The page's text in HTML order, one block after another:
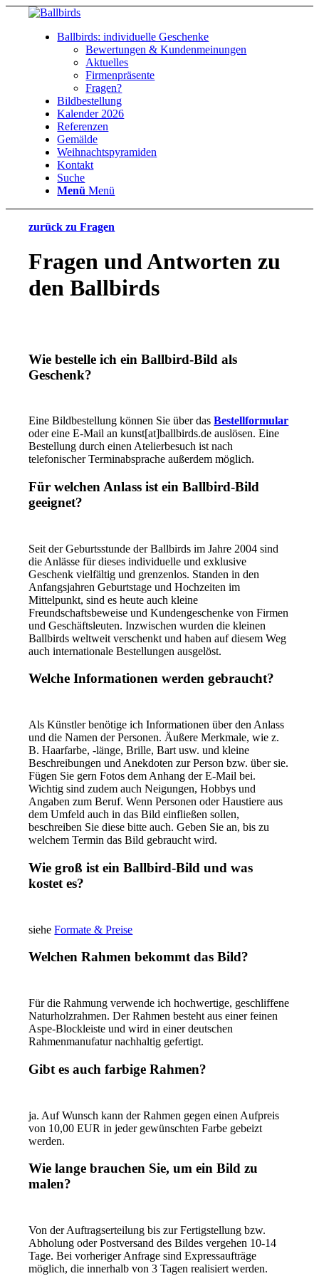
Ballbirds: individuelle Geschenke
Bewertungen & Kundenmeinungen
Aktuelles
Firmenpräsente
Fragen?
Bildbestellung
Kalender 2026
Referenzen
Gemälde
Weihnachtspyramiden
Kontakt
Suche
Menü Menü
zurück zu Fragen
Fragen und Antworten zu
den Ballbirds
Wie bestelle ich ein Ballbird-Bild als
Geschenk?
Eine Bildbestellung können Sie über dasBestellformular
oder eine E-Mail an kunst[at]ballbirds.de auslösen. Eine
Bestellung durch einen Atelierbesuch ist nach
telefonischer Terminabsprache außerdem möglich.
Für welchen Anlass ist ein Ballbird-Bild
geeignet?
Seit der Geburtsstunde der Ballbirds im Jahre 2004 sind
die Anlässe für dieses individuelle und exklusive
Geschenk vielfältig und grenzenlos. Standen in den
Anfangsjahren Geburtstage und Hochzeiten im
Mittelpunkt, sind es heute auch kleine
Freundschaftsbeweise und Kundengeschenke von Firmen
und Geschäftsleuten. Inzwischen wurden die kleinen
Ballbirds weltweit verschenkt und haben auf diesem Weg
auch internationale Bestellungen ausgelöst.
Welche Informationen werden gebraucht?
Als Künstler benötige ich Informationen über den Anlass
und die Namen der Personen. Äußere Merkmale, wie z.
B. Haarfarbe, -länge, Brille, Bart usw. und kleine
Beschreibungen und Anekdoten zur Person bzw. über sie.
Fügen Sie gern Fotos dem Anhang der E-Mail bei.
Wichtig sind zudem auch Neigungen, Hobbys und
Angaben zum Beruf. Wenn Personen oder Haustiere aus
dem Umfeld auch in das Bild einfließen sollen,
beschreiben Sie diese bitte auch. Geben Sie an, bis zu
welchem Termin das Bild gebraucht wird.
Wie groß ist ein Ballbird-Bild und was
kostet es?
sieheFormate & Preise
Welchen Rahmen bekommt das Bild?
Für die Rahmung verwende ich hochwertige, geschliffene
Naturholzrahmen. Der Rahmen besteht aus einer feinen
Aspe-Blockleiste und wird in einer deutschen
Rahmenmanufatur nachhaltig gefertigt.
Gibt es auch farbige Rahmen?
ja. Auf Wunsch kann der Rahmen gegen einen Aufpreis
von 10,00 EUR in jeder gewünschten Farbe gebeizt
werden.
Wie lange brauchen Sie, um ein Bild zu
malen?
Von der Auftragserteilung bis zur Fertigstellung bzw.
Abholung oder Postversand des Bildes vergehen 10-14
Tage. Bei vorheriger Anfrage sind Expressaufträge
möglich, die innerhalb von 3 Tagen realisiert werden.